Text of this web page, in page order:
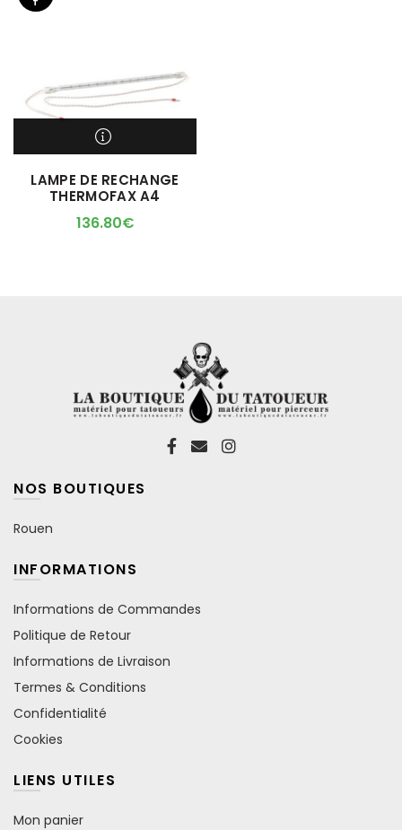
T
M'ALERTER QUAND
L'ARTICLE SERA DISPO !
LAMPE DE RECHANGE
THERMOFAX A4
136.80€
NOS BOUTIQUES
Rouen
INFORMATIONS
Informations de Commandes
Politique de Retour
Informations de Livraison
Termes & Conditions
Confidentialité
Cookies
LIENS UTILES
Mon panier